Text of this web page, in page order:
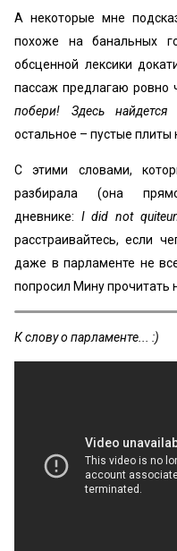
А некоторые мне
похоже на банальных
обсценной лексики
пассаж предлагаю ровно
побери! Здесь
остальное – пустые
С этими словами,
разбирала (она
дневнике: I did not
расстраивайтесь, если
даже в парламенте не
попросил Мину прочитать
К слову о парламенте... :)